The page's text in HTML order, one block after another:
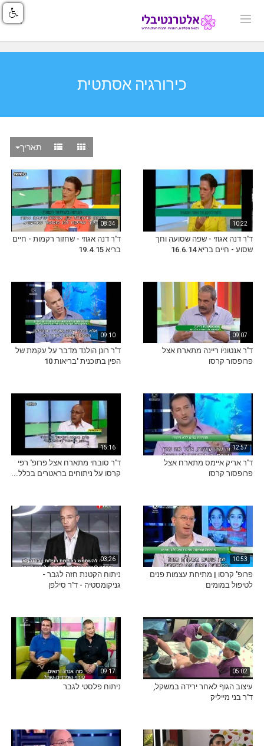
כירורגיה אסתטית
תאריך
10:22
ד'ר דנה אגוזי - שפה שסועה וחך
שסוע - חיים בריא 16.6.14
08:34
ד'ר דנה אגוזי - שחזור רקמות - חיים
בריא 19.4.15
09:07
ד'ר אנטוניו ריינה מתארח אצל
פרופסור קרסו
09:10
ד'ר רונן הולנד מדבר על עקמת של
הפין בתוכנית 'בריאות 10
12:57
ד'ר אריק איימס מתארח אצל
פרופסור קרסו
15:16
ד'ר סובחי מתארח אצל פרופ' רפי
קרסו על ניתוחים בראטרים בכלל...
10:53
פרופ' קרסו | מתיחת עצמות פנים
לטיפול במומים
03:26
ניתוח הקטנת חזה לגבר -
גניקומסטיה - ד'ר סילפן
05:02
עיצוב הגוף לאחר ירידה במשקל,
ד'ר בני מייליק
09:17
ניתוח פלסטי לגבר